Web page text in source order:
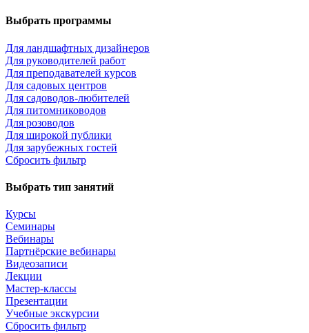
Выбрать программы
Для ландшафтных дизайнеров
Для руководителей работ
Для преподавателей курсов
Для садовых центров
Для садоводов-любителей
Для питомниководов
Для розоводов
Для широкой публики
Для зарубежных гостей
Сбросить фильтр
Выбрать тип занятий
Курсы
Семинары
Вебинары
Партнёрские вебинары
Видеозаписи
Лекции
Мастер-классы
Презентации
Учебные экскурсии
Сбросить фильтр